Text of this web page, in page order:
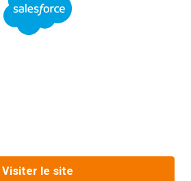
Visiter le site